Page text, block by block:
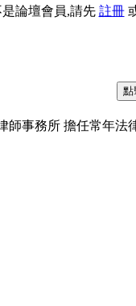
論壇會員,請先 註冊
師事務所 擔任常年法